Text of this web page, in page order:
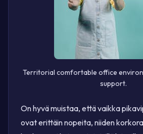
Territorial comfortable office
support.
On hyvä muistaa, että vaikka
ovat erittäin nopeita, niiden